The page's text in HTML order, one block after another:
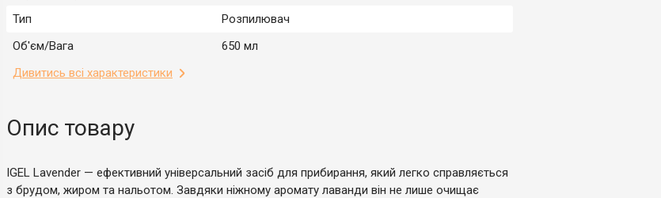
Тип
Розпилювач
Об'єм/Вага
650 мл
Дивитись всі характеристики
Опис товару
IGEL Lavender — ефективний універсальний засіб для прибирання, який легко справляється
з брудом, жиром та нальотом. Завдяки ніжному аромату лаванди він не лише очищає